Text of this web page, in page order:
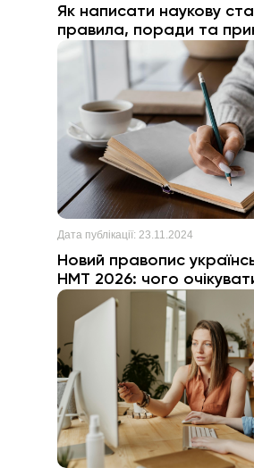
Як написати наукову
правила, поради та
Дата публікації: 23.11.2024
Новий правопис
НМТ 2026: чого